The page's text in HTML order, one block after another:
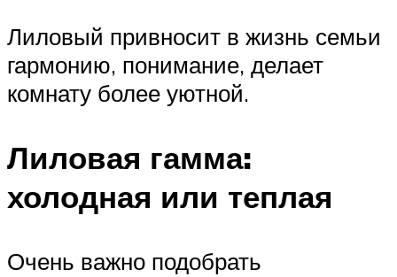
Лиловый привносит в жизнь семьи
гармонию, понимание, делает
комнату более уютной.
Лиловая гамма:
холодная или теплая
Очень важно подобрать